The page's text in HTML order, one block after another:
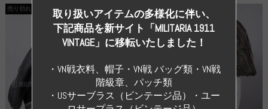
売り切れ 売り切れ
取り扱いアイテムの多様化に伴い、
下記商品を新サイト「MILITARIA 1911
VINTAGE」に移転いたしました！
・VN戦衣料、帽子・VN戦 バッグ類・VN戦
階級章、パッチ類
・USサーブラス（ビンテージ品）・ユー